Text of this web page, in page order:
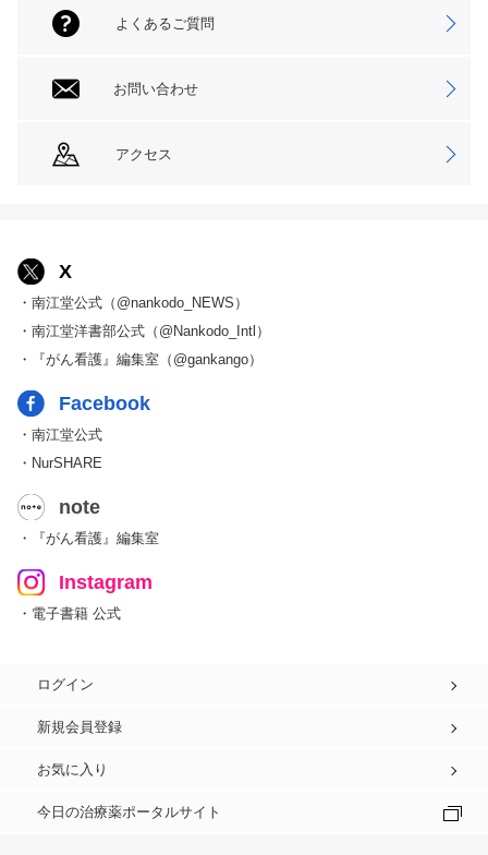
よくあるご質問
お問い合わせ
アクセス
X
・南江堂公式（@nankodo_NEWS）
・南江堂洋書部公式（@Nankodo_Intl）
・『がん看護』編集室（@gankango）
Facebook
・南江堂公式
・NurSHARE
note
・『がん看護』編集室
Instagram
・電子書籍 公式
ログイン
新規会員登録
お気に入り
今日の治療薬ポータルサイト